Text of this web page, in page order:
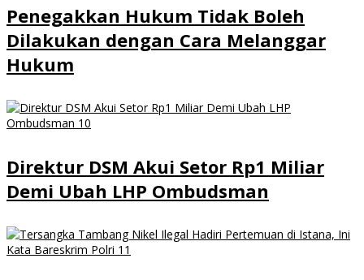
Penegakkan Hukum Tidak Boleh
Dilakukan dengan Cara Melanggar
Hukum
Direktur DSM Akui Setor Rp1 Miliar
Demi Ubah LHP Ombudsman